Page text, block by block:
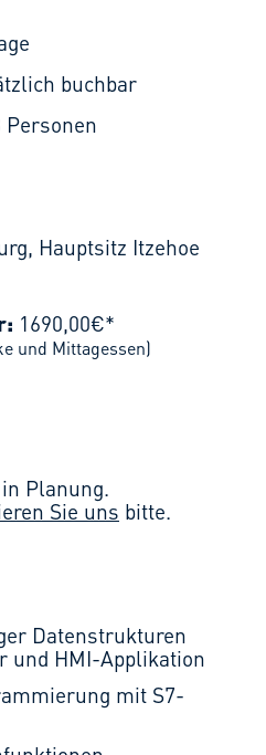
buchbar
Personen
, Hauptsitz Itzehoe
1690,00€*
und Mittagessen)
Datenstrukturen
und HMI-Applikation
mit S7-
Planung.
Sie uns bitte.